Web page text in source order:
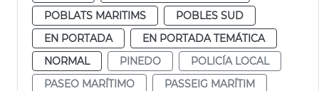
POBLATS MARITIMS
POBLES SUD
EN PORTADA
EN PORTADA TEMÁTICA
NORMAL
PINEDO
POLICÍA LOCAL
PASEO MARÍTIMO
PASSEIG MARÍTIM